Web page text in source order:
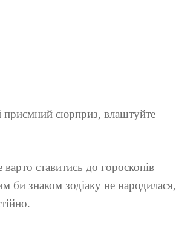
приємний сюрприз, влаштуйте
ставитись до гороскопів
би знаком зодіаку не народилася,